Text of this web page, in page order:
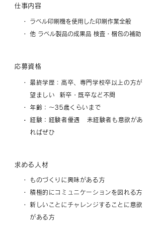
仕事内容
・
・
ラベル印刷機を使用した印刷作業全般
他 ラベル製品の成果品 検査・梱包の補助
応募資格
・
・
・・
最終学歴：高卒、専門学校卒以上の方が
望ましい 新卒・既卒など不問
年齢：〜35歳くらいまで
経験：経験者優遇 未経験者も意欲があ
ればぜひ
求める人材
・
・
・
ものづくりに興味がある方
積極的にコミュニケーションを図れる方
新しいことにチャレンジすることに意欲
がある方